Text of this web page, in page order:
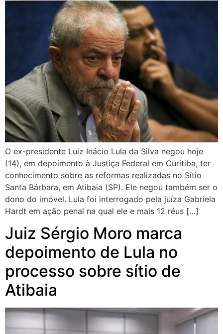
O ex-presidente Luiz Inácio Lula da Silva negou hoje
(14), em depoimento à Justiça Federal em Curitiba, ter
conhecimento sobre as reformas realizadas no Sítio
Santa Bárbara, em Atibaia (SP). Ele negou também ser o
dono do imóvel. Lula foi interrogado pela juíza Gabriela
Hardt em ação penal na qual ele e mais 12 réus […]
Juiz Sérgio Moro marca
depoimento de Lula no
processo sobre sítio de
Atibaia